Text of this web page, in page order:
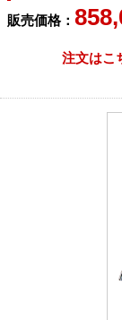
販売価格：
注文はこ